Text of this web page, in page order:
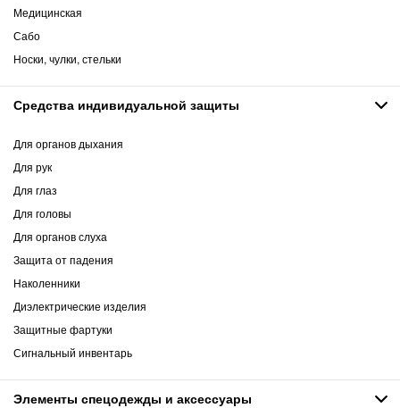
Медицинская
Сабо
Носки, чулки, стельки
Средства индивидуальной защиты
Для органов дыхания
Для рук
Для глаз
Для головы
Для органов слуха
Защита от падения
Наколенники
Диэлектрические изделия
Защитные фартуки
Сигнальный инвентарь
Элементы спецодежды и аксессуары